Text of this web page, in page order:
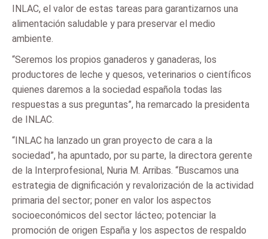
INLAC, el valor de estas tareas para garantizarnos una
alimentación saludable y para preservar el medio
ambiente.
“Seremos los propios ganaderos y ganaderas, los
productores de leche y quesos, veterinarios o científicos
quienes daremos a la sociedad española todas las
respuestas a sus preguntas”, ha remarcado la presidenta
de INLAC.
“INLAC ha lanzado un gran proyecto de cara a la
sociedad”, ha apuntado, por su parte, la directora gerente
de la Interprofesional, Nuria M. Arribas. “Buscamos una
estrategia de dignificación y revalorización de la actividad
primaria del sector; poner en valor los aspectos
socioeconómicos del sector lácteo; potenciar la
promoción de origen España y los aspectos de respaldo